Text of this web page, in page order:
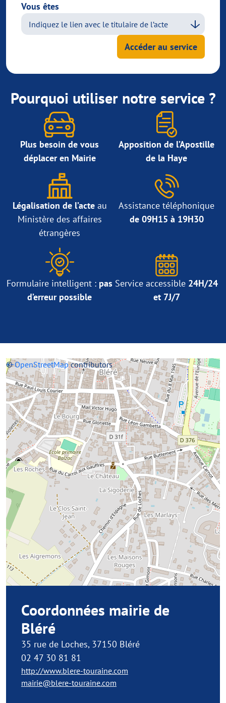
Vous êtes
Accéder au service
Pourquoi utiliser notre service ?
Plus besoin de vous
déplacer en Mairie
Apposition de l’Apostille
de la Haye
Légalisation de l’acteau
Ministère des affaires
étrangères
Assistance téléphonique
de 09H15 à 19H30
Formulaire intelligent : pas
d’erreur possible
Service accessible 24H/24
et 7J/7
+−
©OpenStreetMapcontributors
Coordonnées mairie de
Bléré
35 rue de Loches, 37150 Bléré
02 47 30 81 81
http://www.blere-touraine.com
mairie@blere-touraine.com